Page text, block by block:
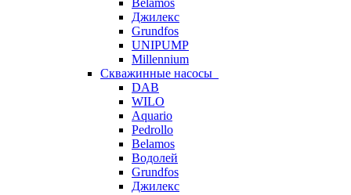
Belamos
Джилекс
Grundfos
UNIPUMP
Millennium
Скважинные насосы
DAB
WILO
Aquario
Pedrollo
Belamos
Водолей
Grundfos
Джилекс